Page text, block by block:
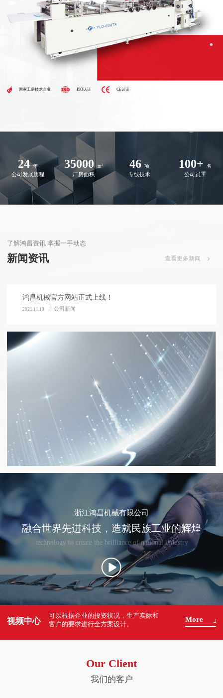
国家工薪技术企业 ISO认证 CE认证
24 年
公司发展历程
35000 m2
厂房面积
46 项
专线技术
100+ 名
公司员工
了解鸿昌资讯 掌握一手动态
查看更多新闻
新闻资讯
鸿昌机械官方网站正式上线！
2021.11.10 公司新闻
浙江鸿昌机械有限公司
融合世界先进科技，造就民族工业的辉煌
technology to create the brilliance of national industry
视频中心
可以根据企业的投资状况，生产实际和
客户的要求进行全方案设计。
More
Our Client
我们的客户